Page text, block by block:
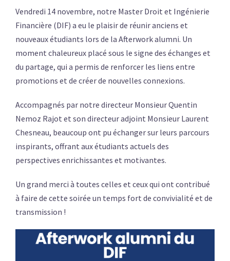
Vendredi 14 novembre, notre Master Droit et Ingénierie
Financière (DIF) a eu le plaisir de réunir anciens et
nouveaux étudiants lors de la Afterwork alumni. Un
moment chaleureux placé sous le signe des échanges et
du partage, qui a permis de renforcer les liens entre
promotions et de créer de nouvelles connexions.
Accompagnés par notre directeur Monsieur Quentin
Nemoz Rajot et son directeur adjoint Monsieur Laurent
Chesneau, beaucoup ont pu échanger sur leurs parcours
inspirants, offrant aux étudiants actuels des
perspectives enrichissantes et motivantes.
Un grand merci à toutes celles et ceux qui ont contribué
à faire de cette soirée un temps fort de convivialité et de
transmission !